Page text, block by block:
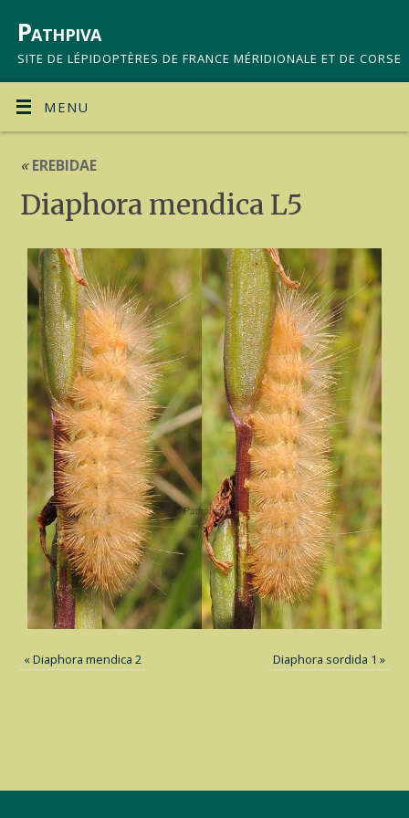
Pathpiva
SITE DE LÉPIDOPTÈRES DE FRANCE MÉRIDIONALE ET DE CORSE
MENU
«EREBIDAE
Diaphora mendica L5
«Diaphora mendica 2 Diaphora sordida 1 »